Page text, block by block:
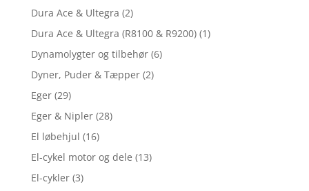
Dura Ace & Ultegra (2)
Dura Ace & Ultegra (R8100 & R9200) (1)
Dynamolygter og tilbehør (6)
Dyner, Puder & Tæpper (2)
Eger (29)
Eger & Nipler (28)
El løbehjul (16)
El-cykel motor og dele (13)
El-cykler (3)